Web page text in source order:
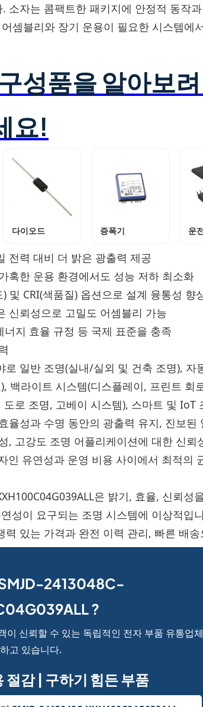
소자는 콤팩트한 패키지에 안정적 동작
셈블리와 장기 운용이 필요한 시스템에
성품을 알아보
요!
다이오드 증폭기 운
전력 대비 더 밝은 광출력 제공
혹한 운용 환경에서도 성능 저하 최소화
) 및 CRI(색품질) 옵션으로 설계 융통성 향
신뢰성으로 고밀도 어셈블리 가능
너지 효율 규정 등 국제 표준을 충족
로 일반 조명(실내/실외 및 건축 조명), 자
백라이트 시스템(디스플레이, 프린트 회
도로 조명, 고베이 시스템), 스마트 및 IoT
율성과 수명 동안의 광출력 유지, 진보
, 고강도 조명 어플리케이션에 대한 신뢰
인 유연성과 운영 비용 사이에서 최적의
은 밝기, 효율, 신뢰성
성이 요구되는 조명 시스템에 이상적입
력 있는 가격과 완전 이력 관리, 빠른 배
2413048C-
?
이 신뢰할 수 있는 독립적인 전자 부품 유통업
고 있습니다.
절감 | 구하기 힘든 부품